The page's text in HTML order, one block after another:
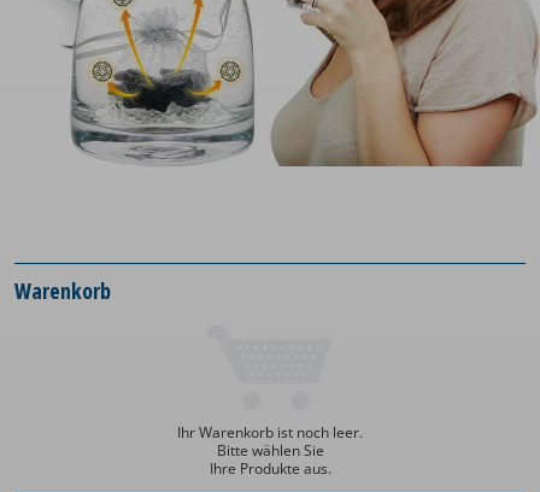
Warenkorb
Ihr Warenkorb ist noch leer.
Bitte wählen Sie
Ihre Produkte aus.